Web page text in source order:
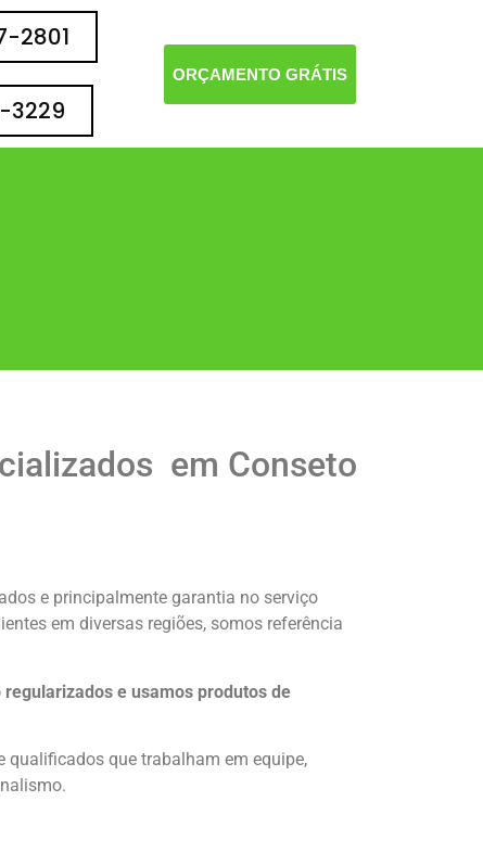
2801
3229
ORÇAMENTO GRÁTIS
em Conseto
e principalmente garantia no serviço
em diversas regiões, somos referência
e usamos produtos de
qualificados que trabalham em equipe,